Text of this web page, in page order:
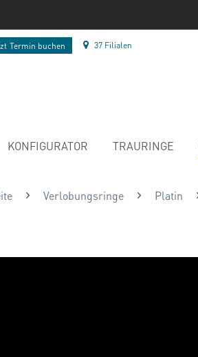
Termin buchen 37 Filialen
KONFIGURATOR TRAURINGE
Verlobungsringe Platin